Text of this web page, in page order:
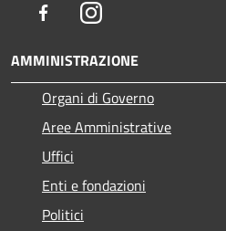
FacebookInstagram
AMMINISTRAZIONE
Organi di Governo
Aree Amministrative
Uffici
Enti e fondazioni
Politici